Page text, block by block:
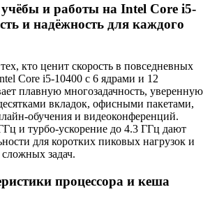
и работы на Intel Core i5-
и надёжность для каждого
кто ценит скорость в повседневных
Core i5-10400 с 6 ядрами и 12
плавную многозадачность, уверенную
вкладок, офисными пакетами,
обучения и видеоконференций.
и турбо-ускорение до 4.3 ГГц дают
для коротких пиковых нагрузок и
задач.
процессора и кеша